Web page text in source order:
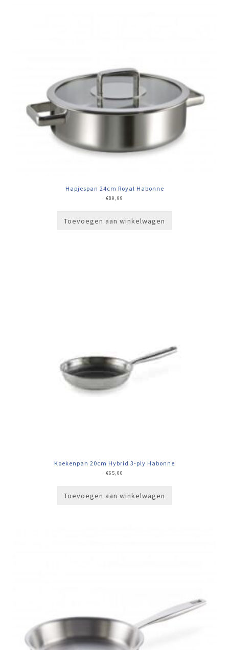
Hapjespan 24cm Royal Habonne
€89,99
Toevoegen aan winkelwagen
Koekenpan 20cm Hybrid 3-ply Habonne
€65,00
Toevoegen aan winkelwagen